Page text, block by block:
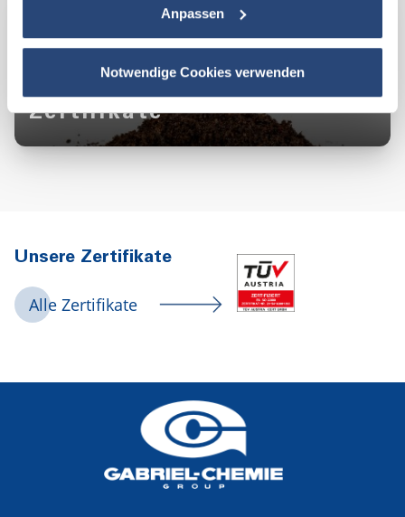
Anpassen
Notwendige Cookies verwenden
Zertifikate
Unsere Zertifikate
Alle Zertifikate